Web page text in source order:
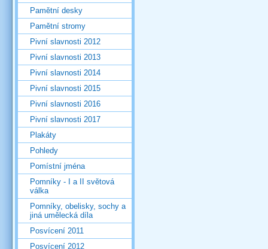
Pamětní desky
Pamětní stromy
Pivní slavnosti 2012
Pivní slavnosti 2013
Pivní slavnosti 2014
Pivní slavnosti 2015
Pivní slavnosti 2016
Pivní slavnosti 2017
Plakáty
Pohledy
Pomístní jména
Pomníky - I a II světová
válka
Pomníky, obelisky, sochy a
jiná umělecká díla
Posvícení 2011
Posvícení 2012